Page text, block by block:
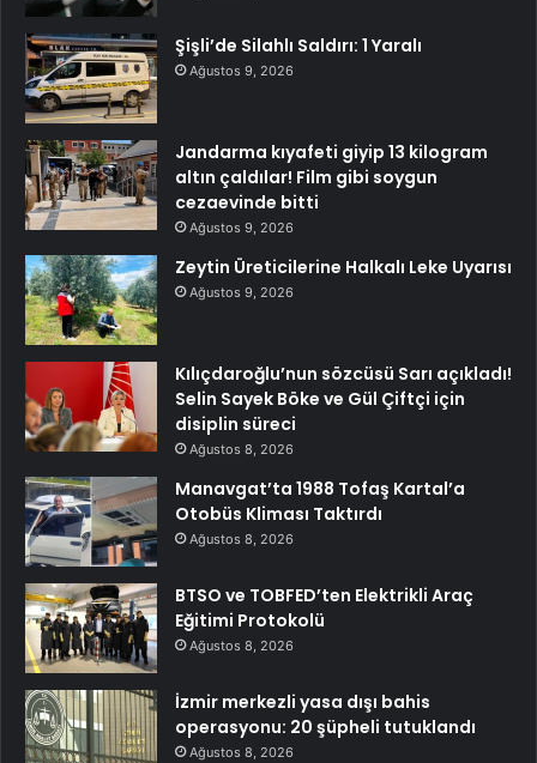
Şişli’de Silahlı Saldırı: 1 Yaralı
Ağustos 9, 2026
Jandarma kıyafeti giyip 13 kilogram
altın çaldılar! Film gibi soygun
cezaevinde bitti
Ağustos 9, 2026
Zeytin Üreticilerine Halkalı Leke Uyarısı
Ağustos 9, 2026
Kılıçdaroğlu’nun sözcüsü Sarı açıkladı!
Selin Sayek Böke ve Gül Çiftçi için
disiplin süreci
Ağustos 8, 2026
Manavgat’ta 1988 Tofaş Kartal’a
Otobüs Kliması Taktırdı
Ağustos 8, 2026
BTSO ve TOBFED’ten Elektrikli Araç
Eğitimi Protokolü
Ağustos 8, 2026
İzmir merkezli yasa dışı bahis
operasyonu: 20 şüpheli tutuklandı
Ağustos 8, 2026